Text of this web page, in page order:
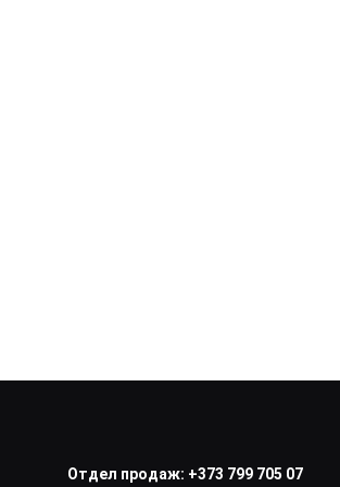
Отдел продаж: +373 799 705 07